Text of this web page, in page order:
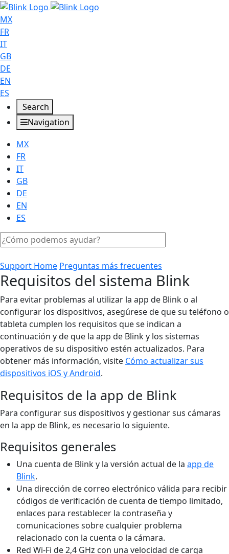
MX
FR
IT
GB
DE
EN
ES
Search
Navigation
MX
FR
IT
GB
DE
EN
ES
Support Home Preguntas más frecuentes
Requisitos del sistema Blink
Para evitar problemas al utilizar la app de Blink o al
configurar los dispositivos, asegúrese de que su teléfono o
tableta cumplen los requisitos que se indican a
continuación y de que la app de Blink y los sistemas
operativos de su dispositivo estén actualizados. Para
obtener más información, visite Cómo actualizar sus
dispositivos iOS y Android.
Requisitos de la app de Blink
Para configurar sus dispositivos y gestionar sus cámaras
en la app de Blink, es necesario lo siguiente.
Requisitos generales
Una cuenta de Blink y la versión actual de la app de
Blink.
Una dirección de correo electrónico válida para recibir
códigos de verificación de cuenta de tiempo limitado,
enlaces para restablecer la contraseña y
comunicaciones sobre cualquier problema
relacionado con la cuenta o la cámara.
Red Wi-Fi de 2,4 GHz con una velocidad de carga